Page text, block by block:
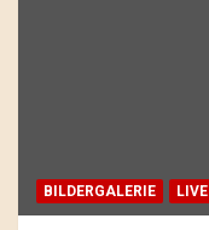
BILDERGALERIE LIVE